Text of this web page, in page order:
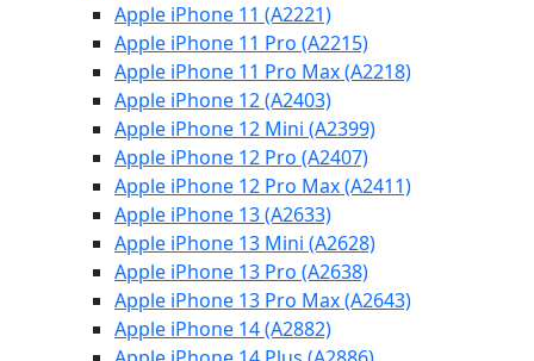
Apple iPhone 11 (A2221)
Apple iPhone 11 Pro (A2215)
Apple iPhone 11 Pro Max (A2218)
Apple iPhone 12 (A2403)
Apple iPhone 12 Mini (A2399)
Apple iPhone 12 Pro (A2407)
Apple iPhone 12 Pro Max (A2411)
Apple iPhone 13 (A2633)
Apple iPhone 13 Mini (A2628)
Apple iPhone 13 Pro (A2638)
Apple iPhone 13 Pro Max (A2643)
Apple iPhone 14 (A2882)